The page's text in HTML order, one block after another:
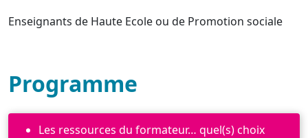
Enseignants de Haute Ecole ou de Promotion sociale
Programme
Les ressources du formateur… quel(s) choix